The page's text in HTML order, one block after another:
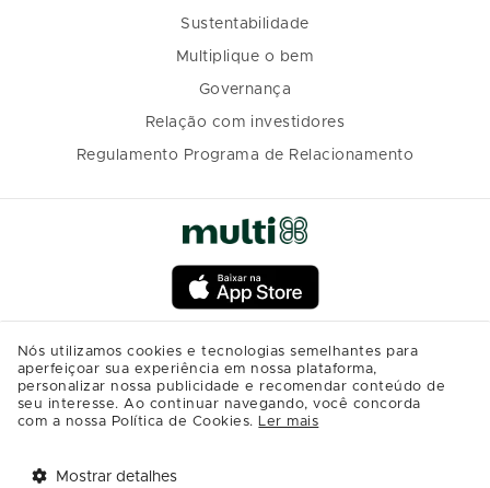
Sustentabilidade
Multiplique o bem
Governança
Relação com investidores
Regulamento Programa de Relacionamento
Nós utilizamos cookies e tecnologias semelhantes para
aperfeiçoar sua experiência em nossa plataforma,
personalizar nossa publicidade e recomendar conteúdo de
seu interesse. Ao continuar navegando, você concorda
com a nossa Política de Cookies. Ler mais
Mostrar detalhes